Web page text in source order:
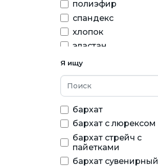
сиреневый
темно-синий
фиолетовый
хаки
черный
полиэфир
спандекс
хлопок
эластан
Я ищу
бархат
бархат с люрексом
бархат стрейч с
пайетками
бархат сувенирный